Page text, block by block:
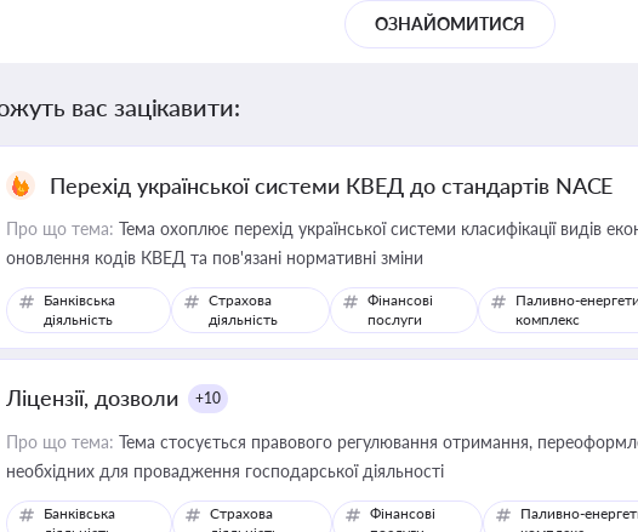
ОЗНАЙОМИТИСЯ
вас зацікавити:
Перехід української системи КВЕД до стандартів NACE
Про що тема: Тема охоплює перехід української системи класифікації видів
оновлення кодів КВЕД та пов'язані нормативні зміни
Банківська
діяльність
Страхова
діяльність
Фінансові
послуги
Паливно-
комплекс
Ліцензії, дозволи +10
Про що тема: Тема стосується правового регулювання отримання,
необхідних для провадження господарської діяльності
Банківська
Страхова
Фінансові
Паливно-